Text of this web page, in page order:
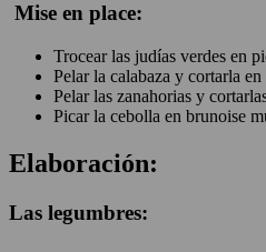
Mise en place:
Trocear las judías verdes en
Pelar la calabaza y cortarla en
Pelar las zanahorias y
Picar la cebolla en brunoise
Elaboración:
Las legumbres: